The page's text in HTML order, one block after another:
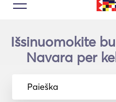
Išsinuomokite
Navara per
Paieška